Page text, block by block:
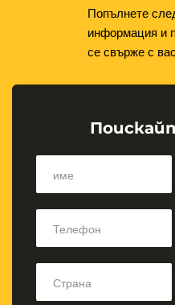
Попълнете
информация и
се свърже с